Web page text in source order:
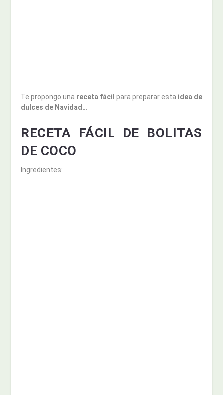
Te propongo una receta fácil para preparar esta idea de
dulces de Navidad…
RECETA FÁCIL DE BOLITAS
DE COCO
Ingredientes: